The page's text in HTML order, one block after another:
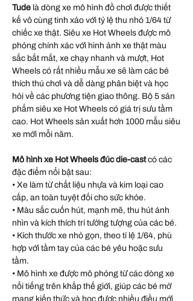
Tude là dòng xe mô hình đồ chơi được thiết
kế vô cùng tinh xảo với tỷ lệ thu nhỏ 1/64 từ
chiếc xe thật. Siêu xe Hot Wheels được mô
phỏng chính xác với hình ảnh xe thật màu
sắc bắt mắt, xe chạy nhanh và mượt, Hot
Wheels có rất nhiều mẫu xe sẽ làm các bé
thích thú chơi và dễ dàng phân biệt và học
hỏi về các phương tiện giao thông. Bộ 5 sản
phẩm siêu xe Hot Wheels có giá trị sưu tầm
cao. Hot Wheels sản xuất hơn 1000 mẫu siêu
xe mới mỗi năm.
Mô hình xe Hot Wheels đúc die-castcó các
đặc điểm nổi bật sau:
• Xe làm từ chất liệu nhựa và kim loại cao
cấp, an toàn tuyệt đối cho sức khỏe.
• Màu sắc cuốn hút, mạnh mẽ, thu hút ánh
nhìn và kích thích trí tưởng tượng của các bé.
• Kích thước xe nhỏ gọn, theo tỉ lệ 1/64, phù
hợp với tầm tay của các bé yêu hoặc sưu
tầm.
• Mô hình xe được mô phỏng từ các dòng xe
nổi tiếng trên khắp thế giới, giúp các bé mở
mang kiến thức và học được nhiều điều mới